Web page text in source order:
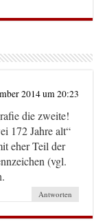
2014 um 20:23
die zweite!
172 Jahre alt“
eher Teil der
(vgl.
Antworten